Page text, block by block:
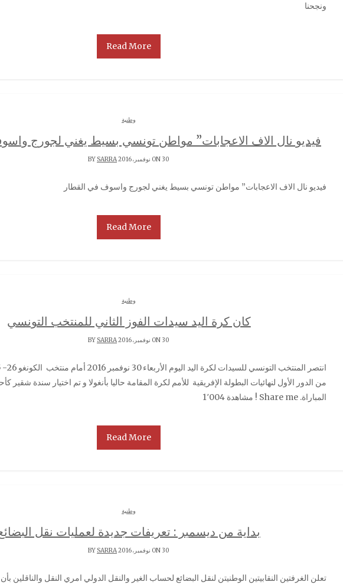
ونجحنا
Read More
وطنية
فيديو نال الاف الاعجابات” مواطن تونسي بسيط يغني لجورج
ON 30 نوفمبر، 2016 BY SARRA
فيديو نال الاف الاعجابات” مواطن تونسي بسيط يغني لجورج واسوف في القطار
Read More
وطنية
كان كرة اليد سيدات الفوز الثاني للمنتخب التونسي‎
ON 30 نوفمبر، 2016 BY SARRA
انتصر المنتخب التونسي للسيدات لكرة اليد اليوم الأربعاء 30 نوفمبر 2016 أمام منتخب الكونغو 26- 25 في الجولة الثانية
من الدور الأول لنهائيات البطولة الإفريقية للأمم لكرة المقامة حاليا بأنغولا و تم اختيار سندة شقير
المباراة. Share me ! مشاهدة 1٬004
Read More
وطنية
بداية من ديسمبر : تعريفات جديدة لعمليات نقل
ON 30 نوفمبر، 2016 BY SARRA
تعلن الغرفتين النقابيتين الوطنيتن لنقل البضائع لحساب الغير والنقل الدولي امري النقل والناقلين بأن وزارة التجارة